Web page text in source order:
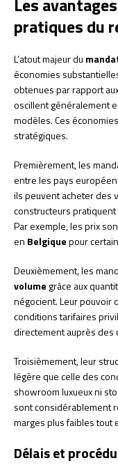
pratiques du
L’atout majeur du
économies
obtenues par rapport
oscillent généralement
modèles. Ces
stratégiques.
Premièrement, les
entre les pays
ils peuvent acheter des
constructeurs pratiquent
Par exemple, les prix
en Belgiquepour
Deuxièmement, les
volumegrâce aux
négocient. Leur pouvoir
conditions tarifaires
directement auprès des
Troisièmement, leur
légère que celle des
showroom luxueux ni
sont considérablement
marges plus faibles tout
Délais et